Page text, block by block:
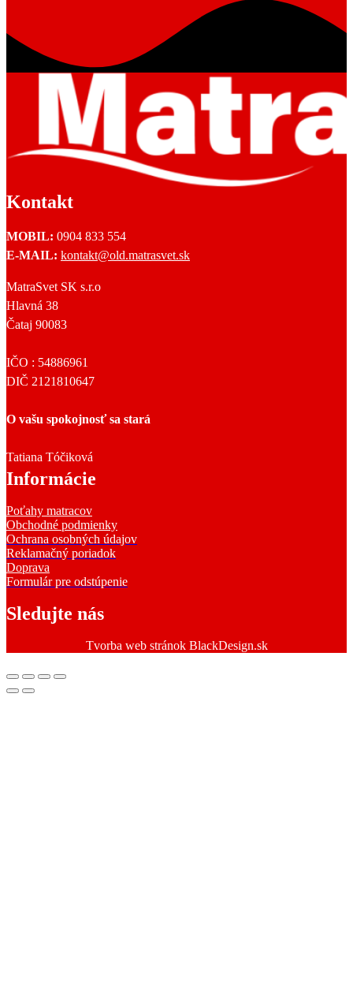
Kontakt
MOBIL: 0904 833 554
E-MAIL: kontakt@old.matrasvet.sk
MatraSvet SK s.r.o
Hlavná 38
Čataj 90083
IČO : 54886961
DIČ 2121810647
O vašu spokojnosť sa stará
Tatiana Tóčiková
Informácie
Poťahy matracov
Obchodné podmienky
Ochrana osobných údajov
Reklamačný poriadok
Doprava
Formulár pre odstúpenie
Sledujte nás
Tvorba web stránok BlackDesign.sk